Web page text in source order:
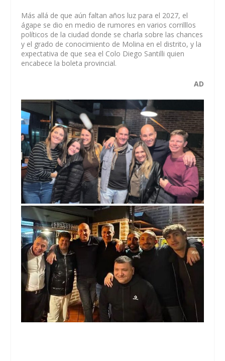
Más allá de que aún faltan años luz para el 2027, el
ágape se dio en medio de rumores en varios corrilllos
políticos de la ciudad donde se charla sobre las chances
y el grado de conocimiento de Molina en el distrito, y la
expectativa de que sea el Colo Diego Santilli quien
encabece la boleta provincial.
AD